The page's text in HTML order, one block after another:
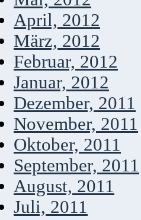
April, 2012
März, 2012
Februar, 2012
Januar, 2012
Dezember, 2011
November, 2011
Oktober, 2011
September, 2011
August, 2011
Juli, 2011